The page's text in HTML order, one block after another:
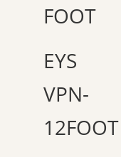
FOOT
EYS
VPN-
12FOOT